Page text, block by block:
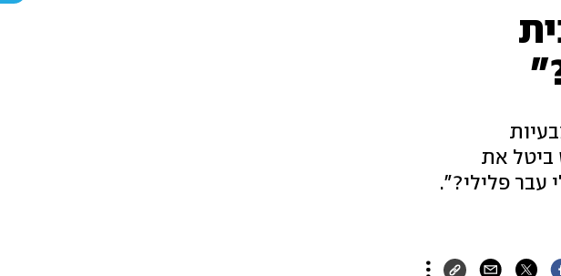
מבעיות
ביטל את
עבר פלילי?".